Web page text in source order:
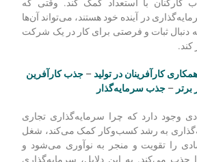
تاریخ دیده شده و بسیاری از محصولات و
تجاری است.
تجاری می‌تواند به جذب
استعداد کمک کند
تجاری این است که می‌تواند به
در آینده خود هستند، می‌تواند آن‌ها
دنبال ثبات و فرصتی برای کار در یک شرکت